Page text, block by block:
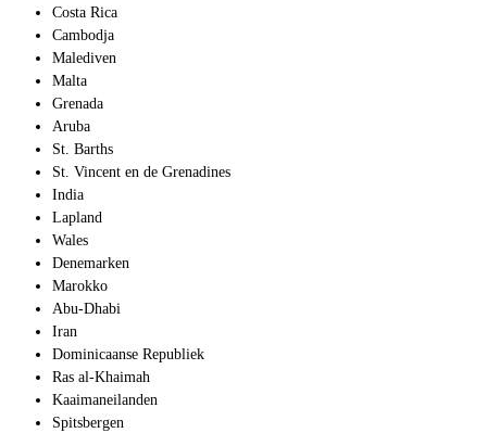
Costa Rica
Cambodja
Malediven
Malta
Grenada
Aruba
St. Barths
St. Vincent en de Grenadines
India
Lapland
Wales
Denemarken
Marokko
Abu-Dhabi
Iran
Dominicaanse Republiek
Ras al-Khaimah
Kaaimaneilanden
Spitsbergen